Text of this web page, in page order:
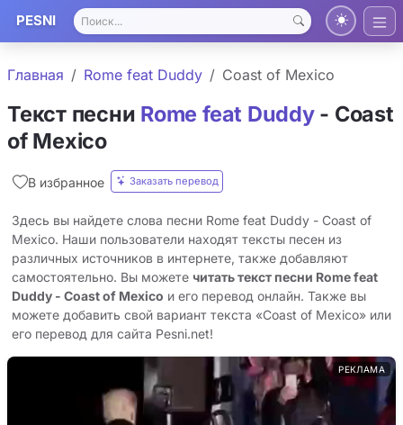
PESNI
Главная Rome feat Duddy Coast of Mexico
Текст песни Rome feat Duddy- Coast
of Mexico
В избранное Заказать перевод
Здесь вы найдете слова песни Rome feat Duddy - Coast of
Mexico. Наши пользователи находят тексты песен из
различных источников в интернете, также добавляют
самостоятельно. Вы можете читать текст песни Rome feat
Duddy - Coast of Mexico и его перевод онлайн. Также вы
можете добавить свой вариант текста «Coast of Mexico» или
его перевод для сайта Pesni.net!
РЕКЛАМА